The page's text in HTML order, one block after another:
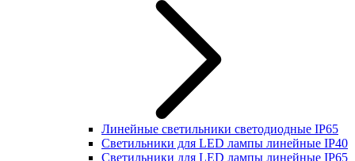
Линейные светильники светодиодные IP65
Светильники для LED лампы линейные IP40
Светильники для LED лампы линейные IP65